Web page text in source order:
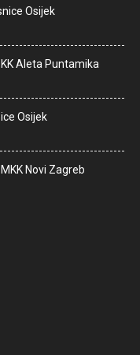
Osijek
Aleta Puntamika
Osijek
Novi Zagreb